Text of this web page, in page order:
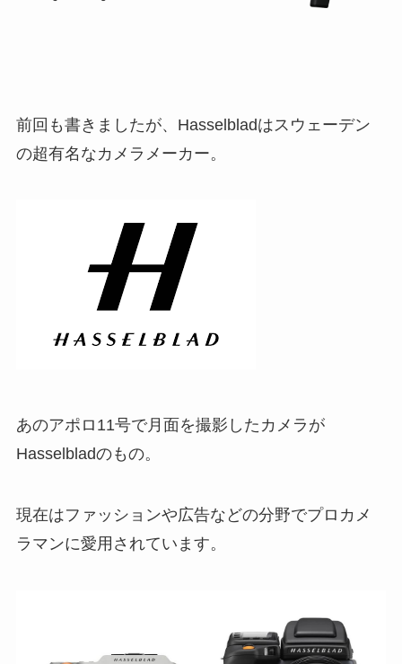
前回も書きましたが、Hasselbladはスウェーデン
の超有名なカメラメーカー。
あのアポロ11号で月面を撮影したカメラが
Hasselbladのもの。
現在はファッションや広告などの分野でプロカメ
ラマンに愛用されています。